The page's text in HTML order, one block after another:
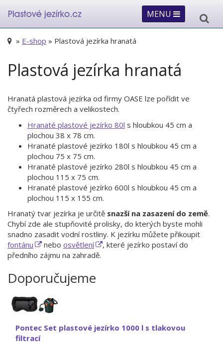
MENU
» E-shop » Plastová jezírka hranatá
Plastová jezírka hranatá
Hranatá plastová jezírka od firmy OASE lze pořídit ve
čtyřech rozměrech a velikostech.
Hranaté plastové jezírko 80l s hloubkou 45 cm a
plochou 38 x 78 cm.
Hranaté plastové jezírko 180l s hloubkou 45 cm a
plochou 75 x 75 cm.
Hranaté plastové jezírko 280l s hloubkou 45 cm a
plochou 115 x 75 cm.
Hranaté plastové jezírko 600l s hloubkou 45 cm a
plochou 115 x 155 cm.
Hranatý tvar jezírka je určitě snazší na zasazení do země.
Chybí zde ale stupňovité prolisky, do kterých byste mohli
snadno zasadit vodní rostliny. K jezírku můžete přikoupit
fontánu
nebo osvětlení
, které jezírko postaví do
předního zájmu na zahradě.
Doporučujeme
Pontec Set plastové jezírko 1000 l s tlakovou
filtrací